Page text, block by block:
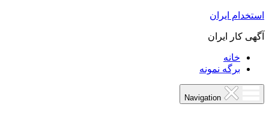
استخدام ایران
آگهی کار ایران
خانه
برگه نمونه